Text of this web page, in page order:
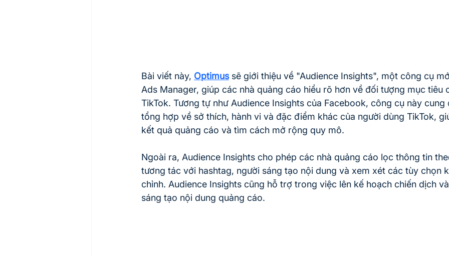
Bài viết này, Optimus sẽ giới thiệu về "Audience Insights", một công cụ
Ads Manager, giúp các nhà quảng cáo hiểu rõ hơn về đối tượng mục tiêu
TikTok. Tương tự như Audience Insights của Facebook, công cụ này cung
tổng hợp về sở thích, hành vi và đặc điểm khác của người dùng TikTok,
kết quả quảng cáo và tìm cách mở rộng quy mô.
Ngoài ra, Audience Insights cho phép các nhà quảng cáo lọc thông tin
tương tác với hashtag, người sáng tạo nội dung và xem xét các tùy chọn
chỉnh. Audience Insights cũng hỗ trợ trong việc lên kế hoạch chiến dịch
sáng tạo nội dung quảng cáo.